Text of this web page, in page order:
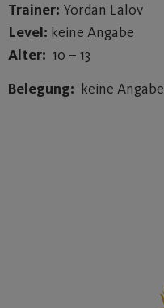
Trainer: Yordan Lalov
Level: keine Angabe
Alter: 10 – 13
Belegung: keine Angabe